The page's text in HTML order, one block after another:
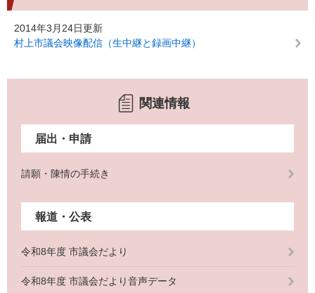
2014年3月24日更新
村上市議会映像配信（生中継と録画中継）
関連情報
届出・申請
請願・陳情の手続き
報道・公表
令和8年度 市議会だより
令和8年度 市議会だより音声データ